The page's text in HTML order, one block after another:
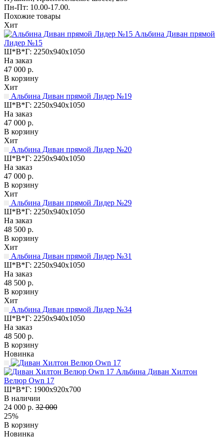
Пн-Пт: 10.00-17.00.
Похожие товары
Хит
Альбина Диван прямой
Лидер №15
Ш*В*Г: 2250x940x1050
На заказ
47 000 р.
В корзину
Хит
Альбина Диван прямой Лидер №19
Ш*В*Г: 2250x940x1050
На заказ
47 000 р.
В корзину
Хит
Альбина Диван прямой Лидер №20
Ш*В*Г: 2250x940x1050
На заказ
47 000 р.
В корзину
Хит
Альбина Диван прямой Лидер №29
Ш*В*Г: 2250x940x1050
На заказ
48 500 р.
В корзину
Хит
Альбина Диван прямой Лидер №31
Ш*В*Г: 2250x940x1050
На заказ
48 500 р.
В корзину
Хит
Альбина Диван прямой Лидер №34
Ш*В*Г: 2250x940x1050
На заказ
48 500 р.
В корзину
Новинка
Альбина Диван Хилтон
Велюр Own 17
Ш*В*Г: 1900x920x700
В наличии
24 000 р. 32 000
25%
В корзину
Новинка